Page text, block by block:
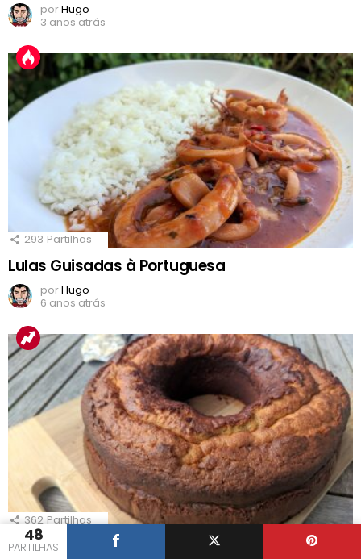
48
PARTILHAS
porHugo
3 anos atrás
293 Partilhas
Lulas Guisadas à Portuguesa
porHugo
6 anos atrás
362 Partilhas
Bolo Podre Alentejano